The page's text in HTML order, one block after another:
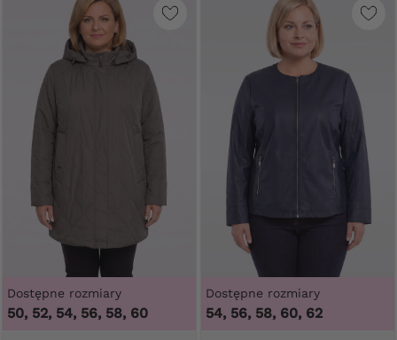
Dostępne rozmiary
50, 52, 54, 56, 58, 60
Dostępne rozmiary
54, 56, 58, 60, 62